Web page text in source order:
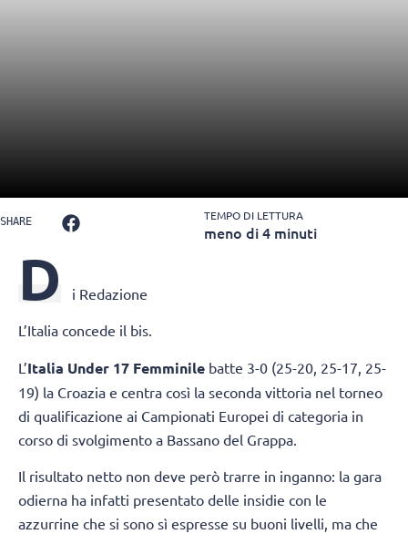
SHARE TEMPO DI LETTURA
meno di 4 minuti
D i Redazione
L’Italia concede il bis.
L’Italia Under 17 Femminile batte 3-0 (25-20, 25-17, 25-
19) la Croazia e centra così la seconda vittoria nel torneo
di qualificazione ai Campionati Europei di categoria in
corso di svolgimento a Bassano del Grappa.
Il risultato netto non deve però trarre in inganno: la gara
odierna ha infatti presentato delle insidie con le
azzurrine che si sono sì espresse su buoni livelli, ma che